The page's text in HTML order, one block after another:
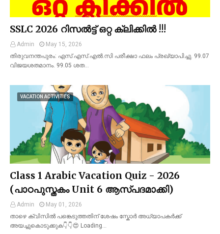
SSLC 2026 റിസൽട്ട് ഒറ്റ ക്ലിക്കിൽ !!!
Admin
May 15, 2026
തിരുവനന്തപുരം: എസ്.എസ്.എല്‍.സി പരീക്ഷാ ഫലം പ്രഖ്യാപിച്ചു. 99.07
വിജയശതമാനം. 99.05 ശത…
VACATION ACTIVITIES
Class 1 Arabic Vacation Quiz - 2026
(പാഠപുസ്തകം Unit 6 ആസ്പദമാക്കി)
Admin
May 01, 2026
താഴെ ക്വിസിൽ പങ്കെടുത്തതിന് ശേഷം സ്കോർ അധ്യാപകർക്ക്
അയച്ചുകൊടുക്കുക👇👇😍 Loading…